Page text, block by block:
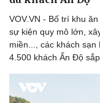
Dinh dưỡng - món
Cây thuốc
VOV.VN - Bố trí khu
sự kiện quy mô lớn,
miền..., các khách
4.500 khách Ấn Độ